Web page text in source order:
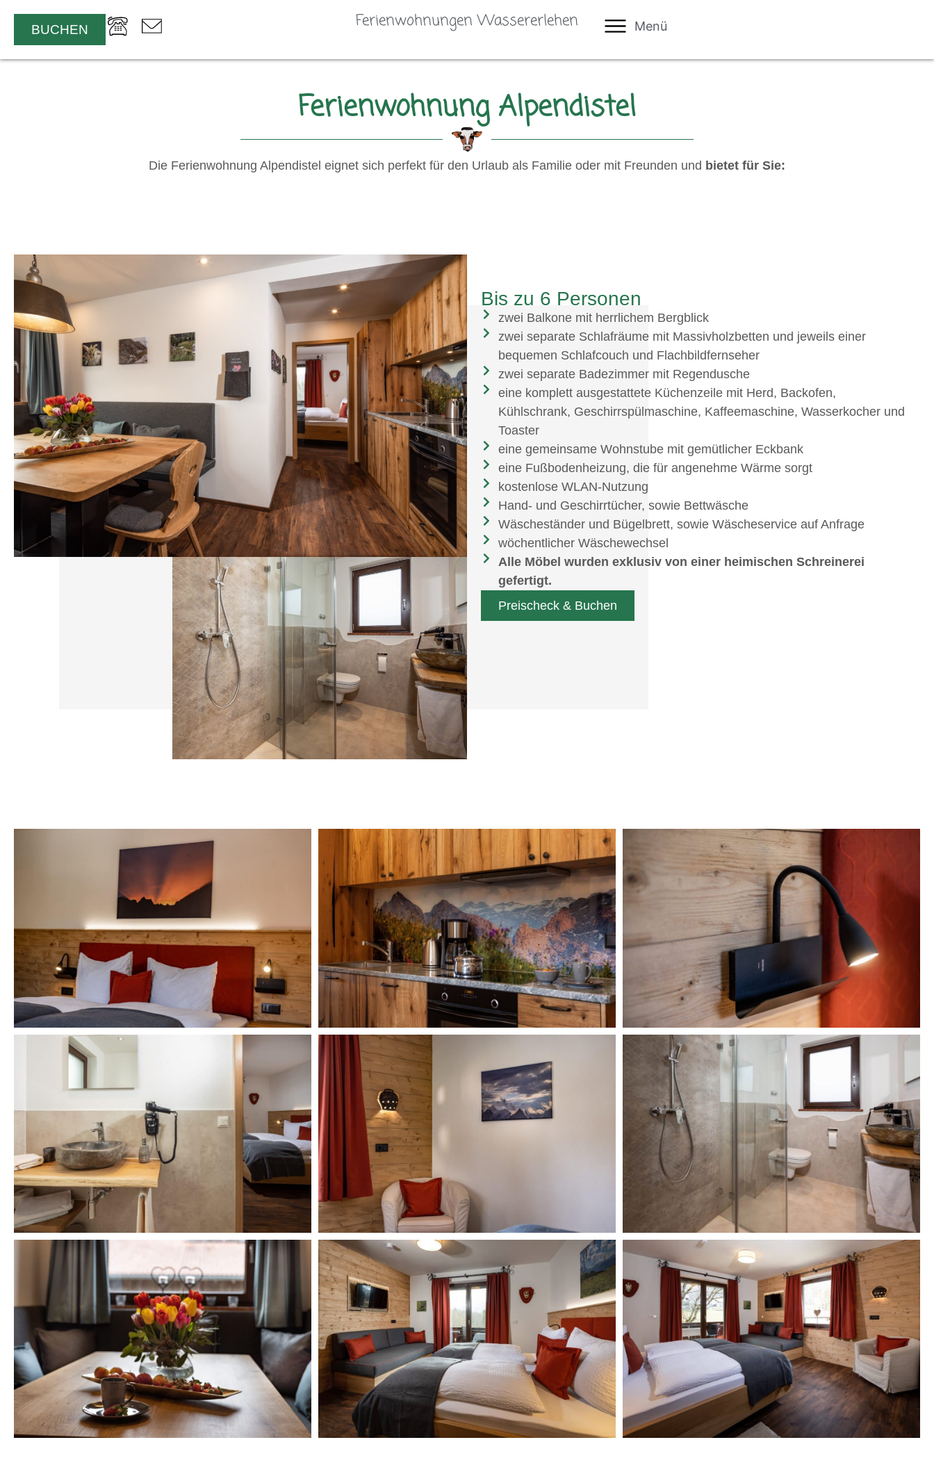
BUCHEN Ferienwohnungen Wassererlehen Menü
Ferienwohnung Alpendistel
Die Ferienwohnung Alpendistel eignet sich perfekt für den Urlaub als Familie oder mit Freunden und bietet für Sie:
Bis zu 6 Personen
zwei Balkone mit herrlichem Bergblick
zwei separate Schlafräume mit Massivholzbetten und jeweils einer
bequemen Schlafcouch und Flachbildfernseher
zwei separate Badezimmer mit Regendusche
eine komplett ausgestattete Küchenzeile mit Herd, Backofen,
Kühlschrank, Geschirrspülmaschine, Kaffeemaschine, Wasserkocher und
Toaster
eine gemeinsame Wohnstube mit gemütlicher Eckbank
eine Fußbodenheizung, die für angenehme Wärme sorgt
kostenlose WLAN-Nutzung
Hand- und Geschirrtücher, sowie Bettwäsche
Wäscheständer und Bügelbrett, sowie Wäscheservice auf Anfrage
wöchentlicher Wäschewechsel
Alle Möbel wurden exklusiv von einer heimischen Schreinerei
gefertigt.
Preischeck & Buchen